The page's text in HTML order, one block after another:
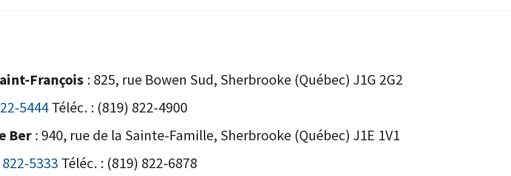
François : 825, rue Bowen Sud, Sherbrooke (Québec) J1G 2G2
5444Téléc. : (819) 822-4900
Ber : 940, rue de la Sainte-Famille, Sherbrooke (Québec) J1E 1V1
5333 Téléc. : (819) 822-6878